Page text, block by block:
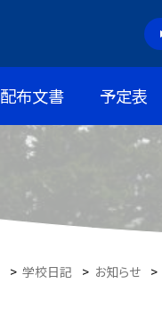
配布文書 予定表
> 学校日記 > お知らせ >